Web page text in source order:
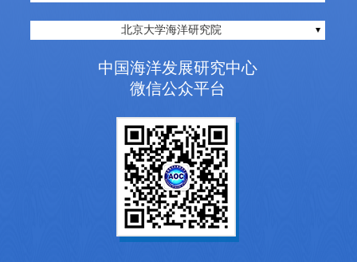
北京大学海洋研究院
中国海洋发展研究中心
微信公众平台